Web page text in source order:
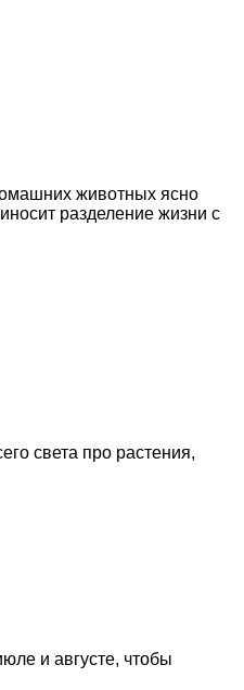
животных ясно
разделение жизни с
света про растения,
и августе, чтобы